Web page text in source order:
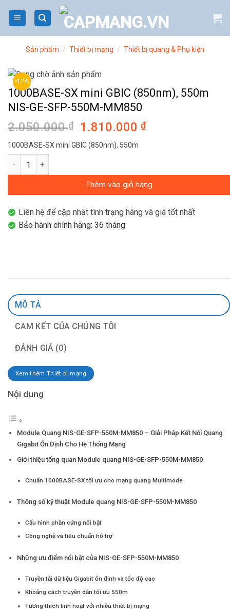
Sản phẩm / Thiết bị mạng / Thiết bị quang & Phụ kiện
-12%
1000BASE-SX mini GBIC (850nm), 550m
NIS-GE-SFP-550M-MM850
2.050.000₫
Giá
gốc
là:
1.810.000₫Giá
1.810.000 ₫.
1000BASE-SX mini GBIC (850nm), 550m
1000BASE-SX mini GBIC (850nm), 550m NIS-GE-SFP-550M-
Thêm vào giỏ hàng
Liên hệ để cập nhật tình trạng hàng và giá tốt nhất
Bảo hành chính hãng: 36 tháng
MÔ TẢ
CAM KẾT CỦA CHÚNG TÔI
ĐÁNH GIÁ (0)
Xem thêm Thiết bị mạng
Nội dung
Module Quang NIS-GE-SFP-550M-MM850 – Giải Pháp Kết Nối Quang
Gigabit Ổn Định Cho Hệ Thống Mạng
Giới thiệu tổng quan Module quang NIS-GE-SFP-550M-MM850
Chuẩn 1000BASE-SX tối ưu cho mạng quang Multimode
Thông số kỹ thuật Module quang NIS-GE-SFP-550M-MM850
Cấu hình phần cứng nổi bật
Công nghệ và tiêu chuẩn hỗ trợ
Những ưu điểm nổi bật của NIS-GE-SFP-550M-MM850
Truyền tải dữ liệu Gigabit ổn định và tốc độ cao
Khoảng cách truyền dẫn tối ưu 550m
Tương thích linh hoạt với nhiều thiết bị mạng